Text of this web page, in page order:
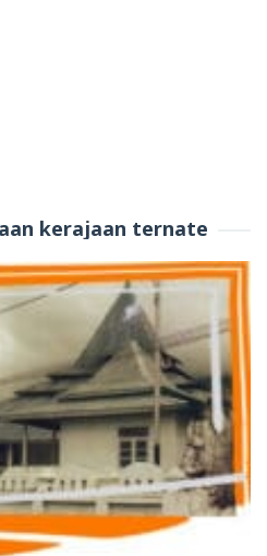
kerajaan ternate